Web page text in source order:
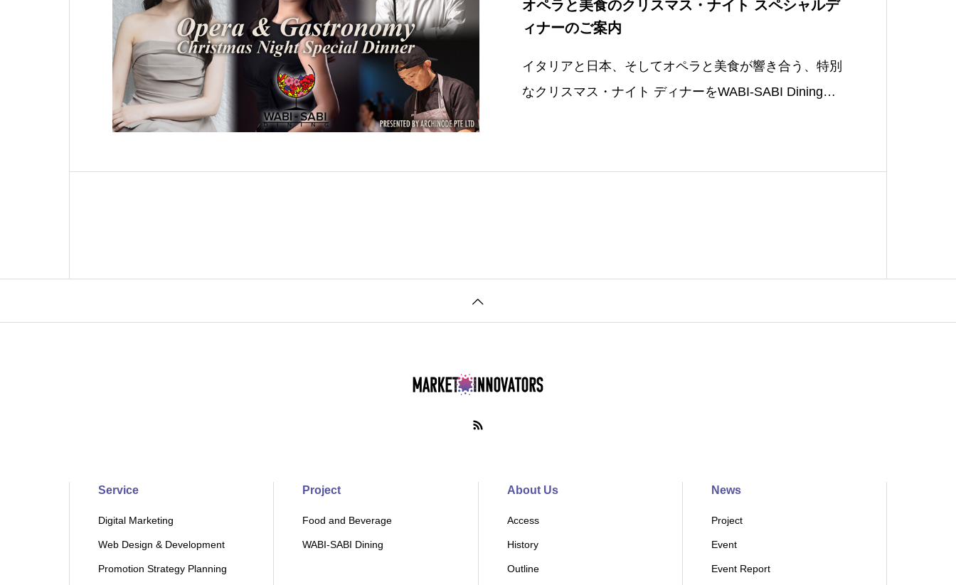
オペラと美食のクリスマス・ナイト スペシャルデ
ィナーのご案内
イタリアと日本、そしてオペラと美食が響き合う、特別
なクリスマス・ナイト ディナーをWABI-SABI Diningで
ノ・土田彩花と、日本やヨーロッパを中心に数々のコン
Service
Digital Marketing
Web Design & Development
Promotion Strategy Planning
Project
Food and Beverage
WABI-SABI Dining
About Us
Access
History
Outline
News
Project
Event
Event Report